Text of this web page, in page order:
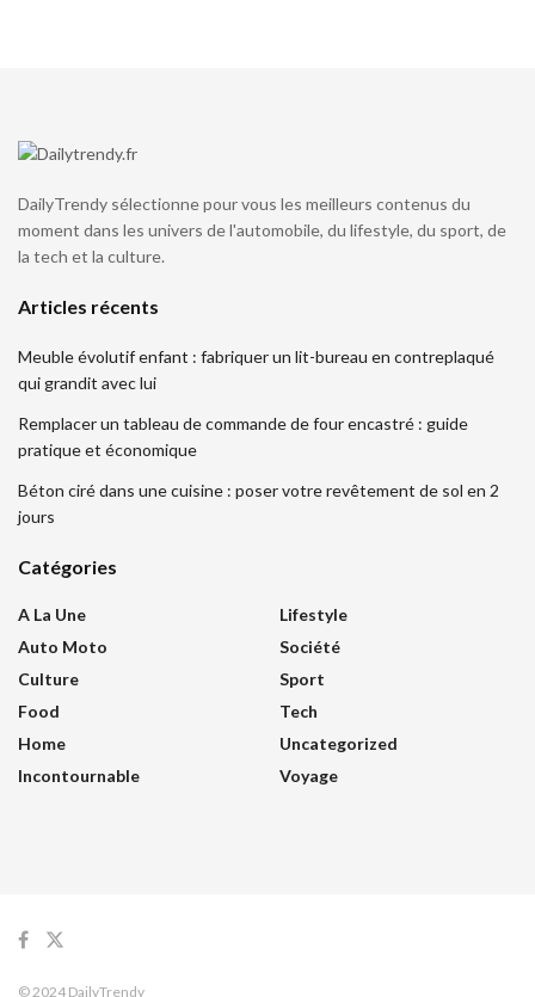
DailyTrendy sélectionne pour vous les meilleurs contenus du
moment dans les univers de l'automobile, du lifestyle, du sport, de
la tech et la culture.
Articles récents
Meuble évolutif enfant : fabriquer un lit-bureau en contreplaqué
qui grandit avec lui
Remplacer un tableau de commande de four encastré : guide
pratique et économique
Béton ciré dans une cuisine : poser votre revêtement de sol en 2
jours
Catégories
A La Une
Auto Moto
Culture
Food
Home
Incontournable
Lifestyle
Société
Sport
Tech
Uncategorized
Voyage
© 2024 DailyTrendy